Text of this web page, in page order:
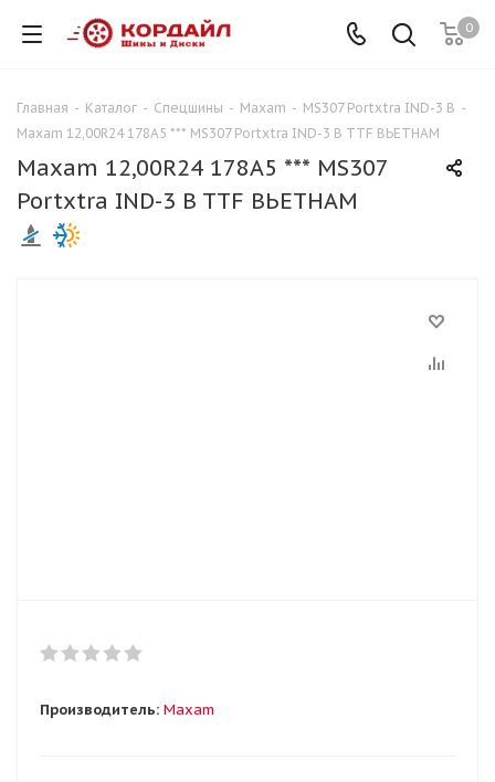
0
Главная - Каталог - Спецшины - Maxam - MS307 Portxtra IND-3 B -
Maxam 12,00R24 178A5 *** MS307 Portxtra IND-3 B TTF ВЬЕТНАМ
Maxam 12,00R24 178A5 *** MS307
Portxtra IND-3 B TTF ВЬЕТНАМ
Производитель: Maxam